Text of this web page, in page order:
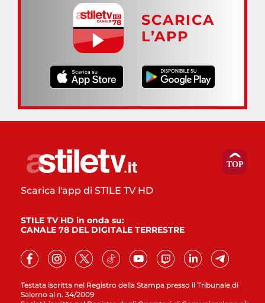
SCARICA
L’APP
Testata iscritta nel Registro della Stampa presso il Tribunale di
Salerno al n. 34/2009
Scarica l'app di STILE TV HD
STILE TV HD in onda su:
CANALE 78 DEL DIGITALE TERRESTRE